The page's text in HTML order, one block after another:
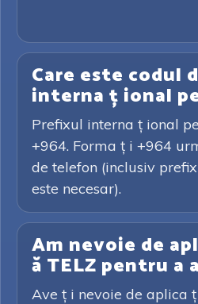
Care este codul
interna ț ional
Prefixul interna ț ional
+964. Forma ț i +964
de telefon (inclusiv
este necesar).
Am nevoie de
ă TELZ pentru a
Ave ț i nevoie de aplica